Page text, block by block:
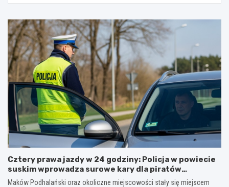
Cztery prawa jazdy w 24 godziny: Policja w powiecie
suskim wprowadza surowe kary dla piratów
drogowych!
Maków Podhalański oraz okoliczne miejscowości stały się miejscem